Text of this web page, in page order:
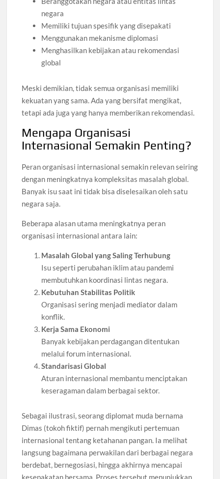
negara
Memiliki tujuan spesifik yang disepakati
Menggunakan mekanisme diplomasi
Menghasilkan kebijakan atau rekomendasi
global
Meski demikian, tidak semua organisasi memiliki
kekuatan yang sama. Ada yang bersifat mengikat,
tetapi ada juga yang hanya memberikan rekomendasi.
Mengapa Organisasi
Internasional Semakin Penting?
Peran organisasi internasional semakin relevan seiring
dengan meningkatnya kompleksitas masalah global.
Banyak isu saat ini tidak bisa diselesaikan oleh satu
negara saja.
Beberapa alasan utama meningkatnya peran
organisasi internasional antara lain:
Masalah Global yang Saling Terhubung
Isu seperti perubahan iklim atau pandemi
membutuhkan koordinasi lintas negara.
Kebutuhan Stabilitas Politik
Organisasi sering menjadi mediator dalam
konflik.
Kerja Sama Ekonomi
Banyak kebijakan perdagangan ditentukan
melalui forum internasional.
Standarisasi Global
Aturan internasional membantu menciptakan
keseragaman dalam berbagai sektor.
Sebagai ilustrasi, seorang diplomat muda bernama
Dimas (tokoh fiktif) pernah mengikuti pertemuan
internasional tentang ketahanan pangan. Ia melihat
langsung bagaimana perwakilan dari berbagai negara
berdebat, bernegosiasi, hingga akhirnya mencapai
kesepakatan bersama. Proses tersebut menunjukkan